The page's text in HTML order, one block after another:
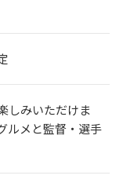
しみいただけま
ルメと監督・選手